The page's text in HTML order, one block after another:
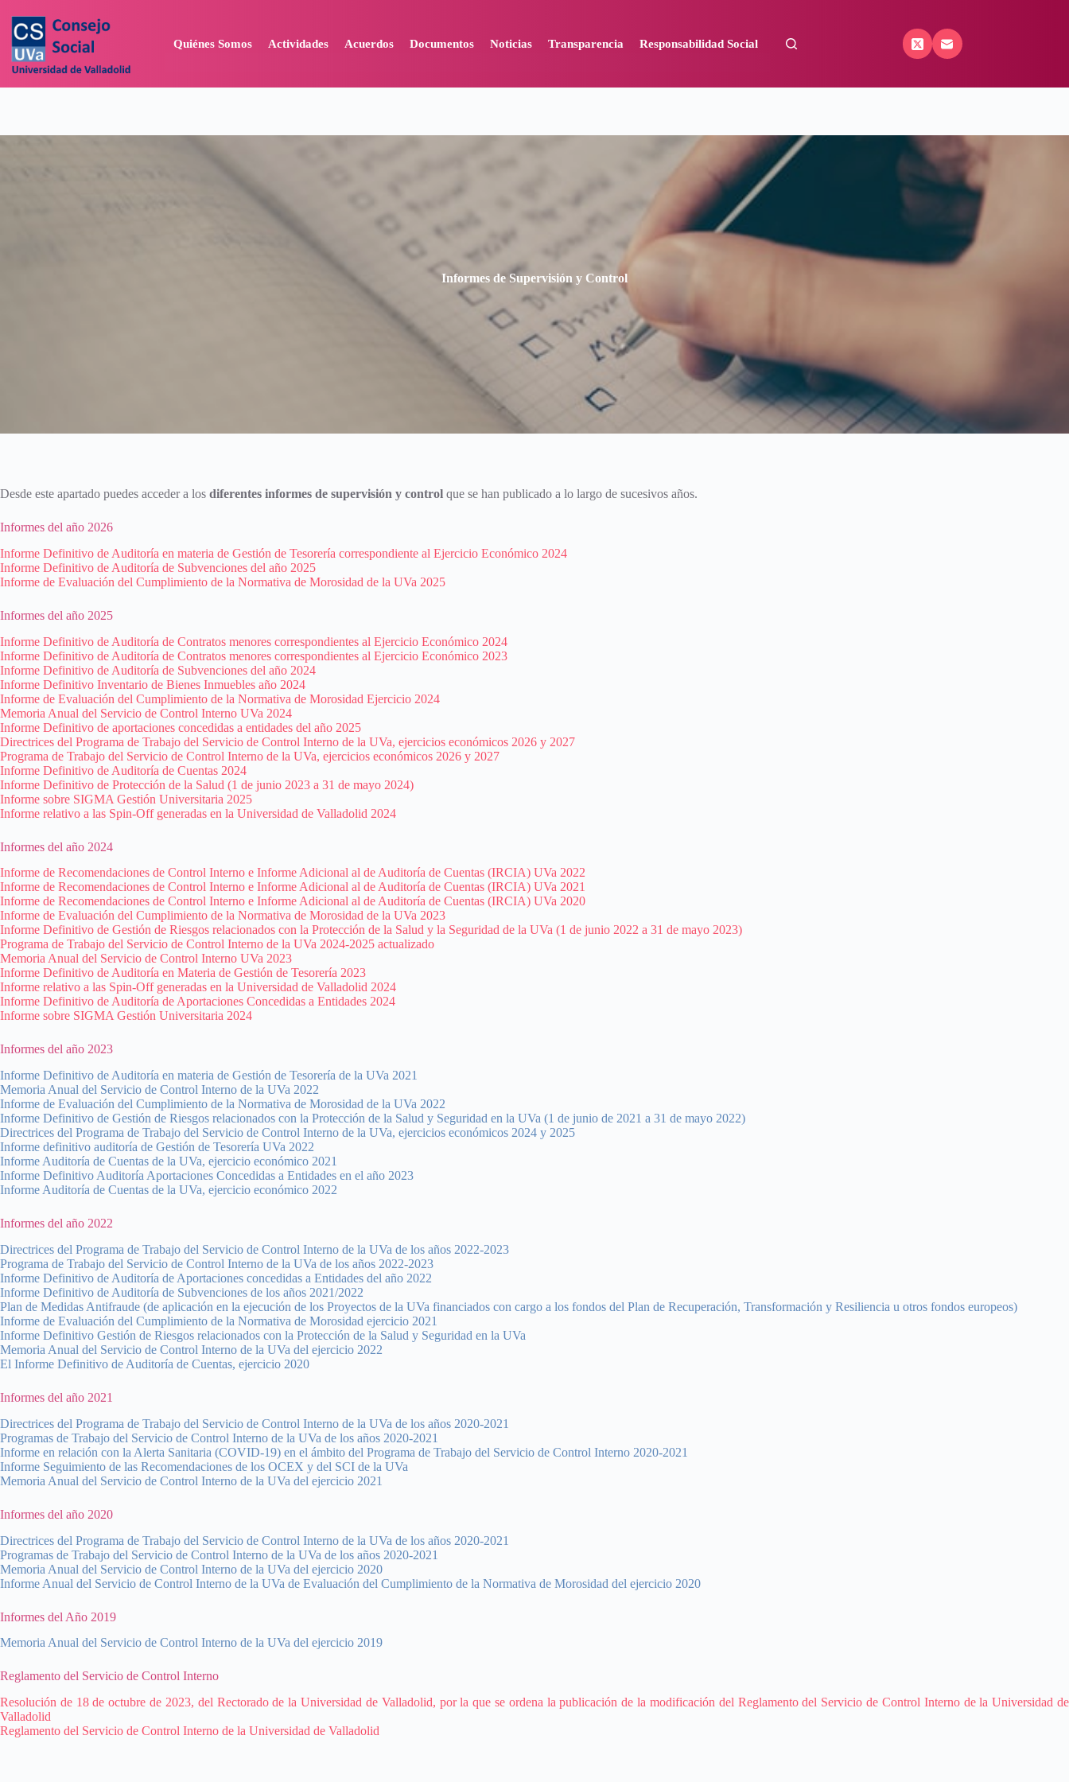
Quiénes Somos Actividades Acuerdos Documentos Noticias Transparencia Responsabilidad Social
Informes de Supervisión y Control
Desde este apartado puedes acceder a los diferentes informes de supervisión y control que se han publicado a lo largo de sucesivos años.
Informes del año 2026
Informe Definitivo de Auditoría en materia de Gestión de Tesorería correspondiente al Ejercicio Económico 2024
Informe Definitivo de Auditoría de Subvenciones del año 2025
Informe de Evaluación del Cumplimiento de la Normativa de Morosidad de la UVa 2025
Informes del año 2025
Informe Definitivo de Auditoría de Contratos menores correspondientes al Ejercicio Económico 2024
Informe Definitivo de Auditoría de Contratos menores correspondientes al Ejercicio Económico 2023
Informe Definitivo de Auditoría de Subvenciones del año 2024
Informe Definitivo Inventario de Bienes Inmuebles año 2024
Informe de Evaluación del Cumplimiento de la Normativa de Morosidad Ejercicio 2024
Memoria Anual del Servicio de Control Interno UVa 2024
Informe Definitivo de aportaciones concedidas a entidades del año 2025
Directrices del Programa de Trabajo del Servicio de Control Interno de la UVa, ejercicios económicos 2026 y 2027
Programa de Trabajo del Servicio de Control Interno de la UVa, ejercicios económicos 2026 y 2027
Informe Definitivo de Auditoría de Cuentas 2024
Informe Definitivo de Protección de la Salud (1 de junio 2023 a 31 de mayo 2024)
Informe sobre SIGMA Gestión Universitaria 2025
Informe relativo a las Spin-Off generadas en la Universidad de Valladolid 2024
Informes del año 2024
Informe de Recomendaciones de Control Interno e Informe Adicional al de Auditoría de Cuentas (IRCIA) UVa 2022
Informe de Recomendaciones de Control Interno e Informe Adicional al de Auditoría de Cuentas (IRCIA) UVa 2021
Informe de Recomendaciones de Control Interno e Informe Adicional al de Auditoría de Cuentas (IRCIA) UVa 2020
Informe de Evaluación del Cumplimiento de la Normativa de Morosidad de la UVa 2023
Informe Definitivo de Gestión de Riesgos relacionados con la Protección de la Salud y la Seguridad de la UVa (1 de junio 2022 a 31 de mayo 2023)
Programa de Trabajo del Servicio de Control Interno de la UVa 2024-2025 actualizado
Memoria Anual del Servicio de Control Interno UVa 2023
Informe Definitivo de Auditoría en Materia de Gestión de Tesorería 2023
Informe relativo a las Spin-Off generadas en la Universidad de Valladolid 2024
Informe Definitivo de Auditoría de Aportaciones Concedidas a Entidades 2024
Informe sobre SIGMA Gestión Universitaria 2024
Informes del año 2023
Informe Definitivo de Auditoría en materia de Gestión de Tesorería de la UVa 2021
Memoria Anual del Servicio de Control Interno de la UVa 2022
Informe de Evaluación del Cumplimiento de la Normativa de Morosidad de la UVa 2022
Informe Definitivo de Gestión de Riesgos relacionados con la Protección de la Salud y Seguridad en la UVa (1 de junio de 2021 a 31 de mayo 2022)
Directrices del Programa de Trabajo del Servicio de Control Interno de la UVa, ejercicios económicos 2024 y 2025
Informe definitivo auditoría de Gestión de Tesorería UVa 2022
Informe Auditoría de Cuentas de la UVa, ejercicio económico 2021
Informe Definitivo Auditoría Aportaciones Concedidas a Entidades en el año 2023
Informe Auditoría de Cuentas de la UVa, ejercicio económico 2022
Informes del año 2022
Directrices del Programa de Trabajo del Servicio de Control Interno de la UVa de los años 2022-2023
Programa de Trabajo del Servicio de Control Interno de la UVa de los años 2022-2023
Informe Definitivo de Auditoría de Aportaciones concedidas a Entidades del año 2022
Informe Definitivo de Auditoría de Subvenciones de los años 2021/2022
Plan de Medidas Antifraude (de aplicación en la ejecución de los Proyectos de la UVa financiados con cargo a los fondos del Plan de Recuperación, Transformación y Resiliencia u otros fondos europeos)
Informe de Evaluación del Cumplimiento de la Normativa de Morosidad ejercicio 2021
Informe Definitivo Gestión de Riesgos relacionados con la Protección de la Salud y Seguridad en la UVa
Memoria Anual del Servicio de Control Interno de la UVa del ejercicio 2022
El Informe Definitivo de Auditoría de Cuentas, ejercicio 2020
Informes del año 2021
Directrices del Programa de Trabajo del Servicio de Control Interno de la UVa de los años 2020-2021
Programas de Trabajo del Servicio de Control Interno de la UVa de los años 2020-2021
Informe en relación con la Alerta Sanitaria (COVID-19) en el ámbito del Programa de Trabajo del Servicio de Control Interno 2020-2021
Informe Seguimiento de las Recomendaciones de los OCEX y del SCI de la UVa
Memoria Anual del Servicio de Control Interno de la UVa del ejercicio 2021
Informes del año 2020
Directrices del Programa de Trabajo del Servicio de Control Interno de la UVa de los años 2020-2021
Programas de Trabajo del Servicio de Control Interno de la UVa de los años 2020-2021
Memoria Anual del Servicio de Control Interno de la UVa del ejercicio 2020
Informe Anual del Servicio de Control Interno de la UVa de Evaluación del Cumplimiento de la Normativa de Morosidad del ejercicio 2020
Informes del Año 2019
Memoria Anual del Servicio de Control Interno de la UVa del ejercicio 2019
Reglamento del Servicio de Control Interno
Resolución de 18 de octubre de 2023, del Rectorado de la Universidad de Valladolid, por la que se ordena la publicación de la modificación del Reglamento del Servicio de Control Interno de la Universidad de
Valladolid
Reglamento del Servicio de Control Interno de la Universidad de Valladolid